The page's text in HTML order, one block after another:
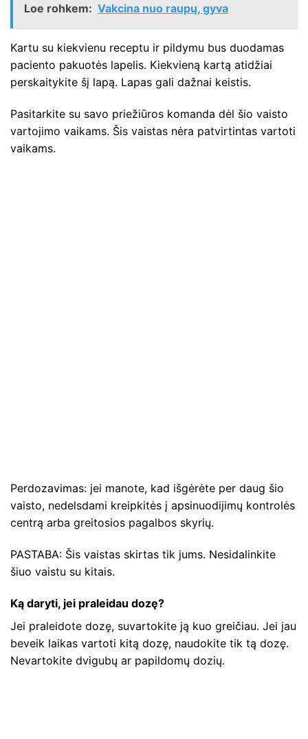
Loe rohkem: Vakcina nuo raupų, gyva
Kartu su kiekvienu receptu ir pildymu bus duodamas
paciento pakuotės lapelis. Kiekvieną kartą atidžiai
perskaitykite šį lapą. Lapas gali dažnai keistis.
Pasitarkite su savo priežiūros komanda dėl šio vaisto
vartojimo vaikams. Šis vaistas nėra patvirtintas vartoti
vaikams.
Perdozavimas: jei manote, kad išgėrėte per daug šio
vaisto, nedelsdami kreipkitės į apsinuodijimų kontrolės
centrą arba greitosios pagalbos skyrių.
PASTABA: Šis vaistas skirtas tik jums. Nesidalinkite
šiuo vaistu su kitais.
Ką daryti, jei praleidau dozę?
Jei praleidote dozę, suvartokite ją kuo greičiau. Jei jau
beveik laikas vartoti kitą dozę, naudokite tik tą dozę.
Nevartokite dvigubų ar papildomų dozių.